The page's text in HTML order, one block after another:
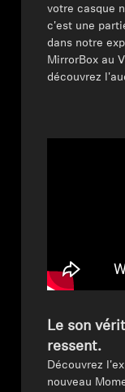
Professionnel
votre casque
c'est une
dans notre
MirrorBox au
découvrez
Le son
ressent.
Découvrez
nouveau